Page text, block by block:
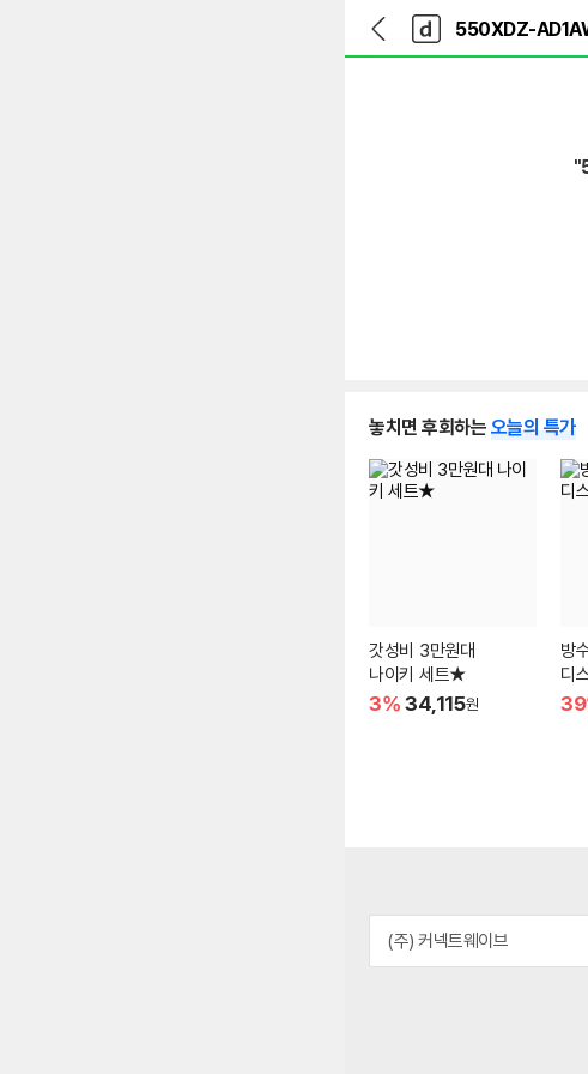
다
나
와
가
다
와
놓치면 후회하는 오늘의 특가
갓성비 3만원대
나이키 세트★
3% 34,115원
방
디
(주) 커넥트웨이브